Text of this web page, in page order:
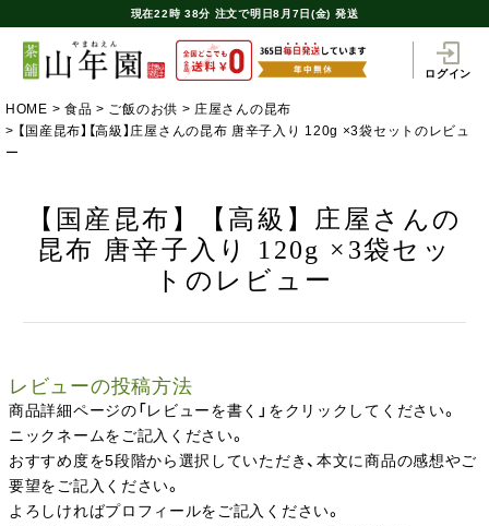
現在22時 38分 注文で明日8月7日(金) 発送
ログイン
HOME 食品 ご飯のお供
庄屋さんの昆布
【国産昆布】【高級】庄屋さんの昆布 唐辛子入り 120g ×3袋セットのレビュ
ー
【国産昆布】【高級】庄屋さんの
昆布 唐辛子入り 120g ×3袋セッ
トのレビュー
レビューの投稿方法
商品詳細ページの「レビューを書く」をクリックしてください。
ニックネームをご記入ください。
おすすめ度を5段階から選択していただき、本文に商品の感想やご
要望をご記入ください。
よろしければプロフィールをご記入ください。